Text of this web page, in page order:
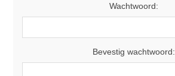
Wachtwoord:
Bevestig wachtwoord: